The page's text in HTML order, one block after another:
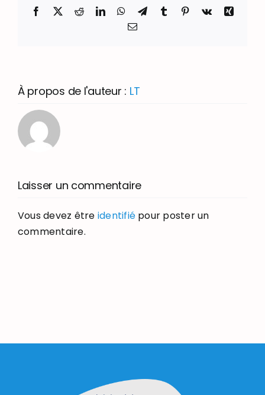
Facebook
X RedditLinkedInWhatsApp
TelegramTumblr Pinterest
Vk
Xing
Email
À propos de l'auteur : LT
Laisser un commentaire
Vous devez être identifié pour poster un
commentaire.